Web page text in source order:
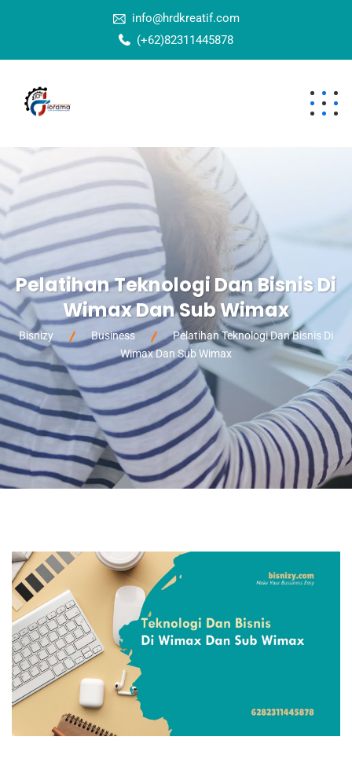
info@hrdkreatif.com
(+62)82311445878
Pelatihan Teknologi Dan Bisnis Di
Wimax Dan Sub Wimax
Bisnizy Business
Pelatihan Teknologi Dan Bisnis Di
Wimax Dan Sub Wimax